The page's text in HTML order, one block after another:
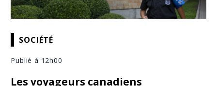
SOCIÉTÉ
Publié à 12h00
Les voyageurs canadiens